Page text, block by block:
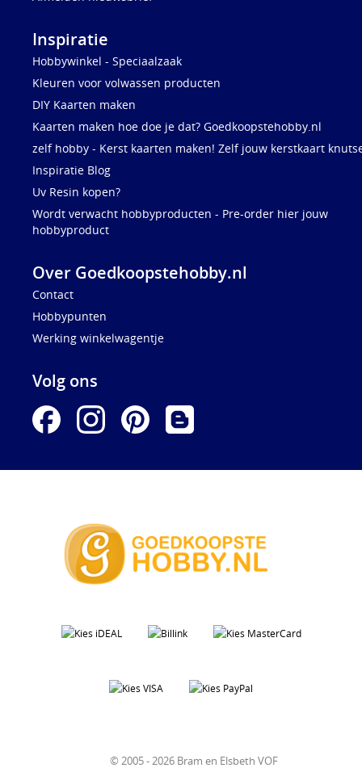
Inspiratie
Hobbywinkel - Speciaalzaak
Kleuren voor volwassen producten
DIY Kaarten maken
Kaarten maken hoe doe je dat? Goedkoopstehobby.nl
zelf hobby - Kerst kaarten maken! Zelf jouw kerstkaart
Inspiratie Blog
Uv Resin kopen?
Wordt verwacht hobbyproducten - Pre-order hier jouw
hobbyproduct
Over Goedkoopstehobby.nl
Contact
Hobbypunten
Werking winkelwagentje
Volg ons
© 2005 - 2026 Bram en Elsbeth VOF